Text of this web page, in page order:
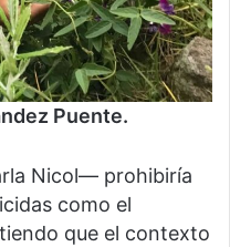
Puente.
Nicol— prohibiría
como el
que el contexto